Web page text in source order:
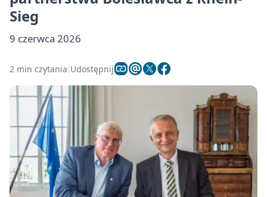
Sieg
9 czerwca 2026
2 min czytania Udostępnij